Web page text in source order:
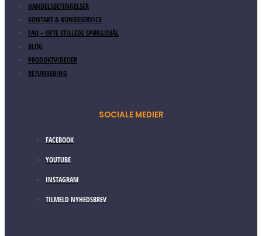
HANDELSBETINGELSER
KONTAKT & KUNDESERVICE
FAQ – OFTE STILLEDE SPØRGSMÅL
BLOG
PRODUKTVIDEOER
RETURNERING
SOCIALE MEDIER
FACEBOOK
YOUTUBE
INSTAGRAM
TILMELD NYHEDSBREV